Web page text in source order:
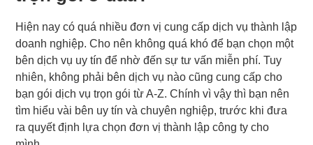
Hiện nay có quá nhiều đơn vị cung cấp dịch vụ thành lập
doanh nghiệp. Cho nên không quá khó để bạn chọn một
bên dịch vụ uy tín để nhờ đến sự tư vấn miễn phí. Tuy
nhiên, không phải bên dịch vụ nào cũng cung cấp cho
bạn gói dịch vụ trọn gói từ A-Z. Chính vì vậy thì bạn nên
tìm hiểu vài bên uy tín và chuyên nghiệp, trước khi đưa
ra quyết định lựa chọn đơn vị thành lập công ty cho